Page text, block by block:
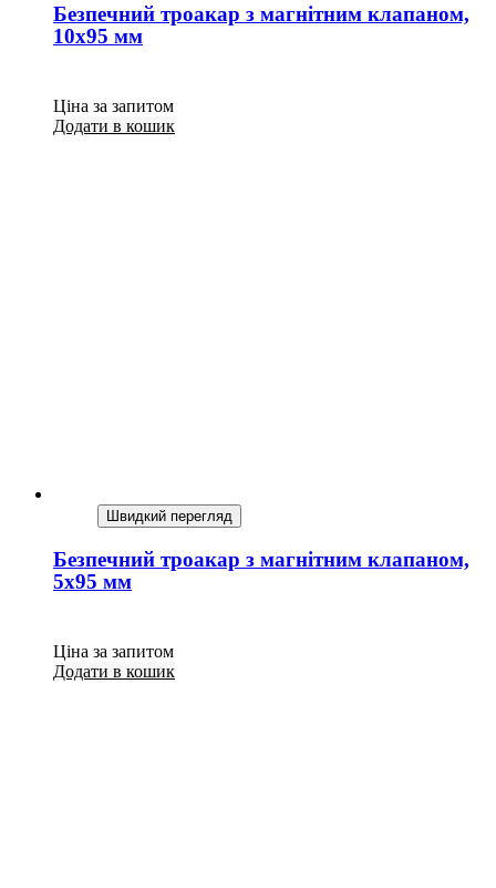
Безпечний троакар з магнітним клапаном,
10х95 мм
Ціна за запитом
Додати в кошик
Швидкий перегляд
Безпечний троакар з магнітним клапаном,
5х95 мм
Ціна за запитом
Додати в кошик